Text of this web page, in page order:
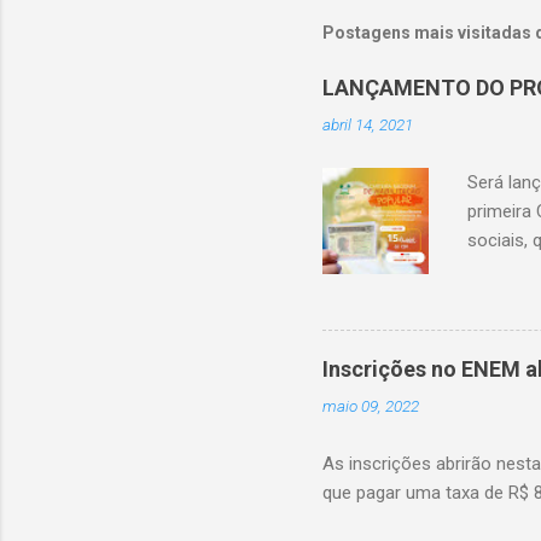
Postagens mais visitadas
LANÇAMENTO DO
abril 14, 2021
Será
primeira
sociais,
Inscrições no ENEM
maio 09, 2022
As inscrições abrirão
que pagar uma taxa de